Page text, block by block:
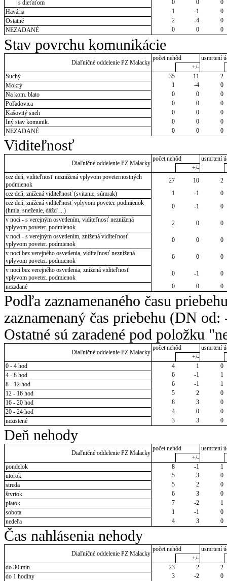
s dieťaťom 0 0
0
Havária
1 -1
0
Ostatné
2 -4
0
NEZADANÉ
0 0 0
Stav povrchu komunikácie
Diaľničné oddelenie PZ Malacky
počet nehôd
usmrtení
+/-
Suchý
35 11
2
Mokrý
1 -4
0
Na kom. blato
0 0
0
Poľadovica
0 0
0
Kašovitý sneh
0 0
0
Iný stav komunik.
0 0
0
NEZADANÉ
0 0 0
Viditeľnosť
Diaľničné oddelenie PZ Malacky
počet nehôd
usmrtení
+/-
cez deň, viditeľnosť neznížená vplyvom poveternostných
podmienok
27 10
2
cez deň, znížená viditeľnosť (svitanie, súmrak)
1 -1
0
cez deň, znížená viditeľnosť vplyvom poveter. podmienok
(hmla, sneženie, dážď ...)
0 -1
0
v noci - s verejným osvetlením, viditeľnosť neznížená
vplyvom poveter. podmienok
2 0
0
v noci - s verejným osvetlením, znížená viditeľnosť
vplyvom poveter. podmienok
0 0
0
v noci bez verejného osvetlenia, viditeľnosť neznížená
vplyvom poveter. podmienok
6 0
0
v noci bez verejného osvetlenia, znížená viditeľnosť
vplyvom poveter. podmienok
0 -1
0
nezadané
0 0 0
Podľa zaznamenaného času
zaznamenaný čas priebehu (DN
Ostatné sú zaradené pod položku
Diaľničné oddelenie PZ Malacky
počet nehôd
usmrtení
+/-
0 - 4 hod
4 1
0
4 - 8 hod
6 -1
1
8 - 12 hod
6 -1
1
12 - 16 hod
5 2
0
16 - 20 hod
8 3
0
20 - 24 hod
4 0
0
nezistené
3 3 0
Deň nehody
Diaľničné oddelenie PZ Malacky
počet nehôd
usmrtení
+/-
pondelok
8 -1
1
utorok
5 3
0
streda
5 2
0
štvrtok
6 3
0
piatok
7 -2
1
sobota
1 -1
0
nedeľa
4 3 0
Čas nahlásenia nehody
Diaľničné oddelenie PZ Malacky
počet nehôd
usmrtení
+/-
do 30 min.
23 2
2
do 1 hodiny
3 -2
0